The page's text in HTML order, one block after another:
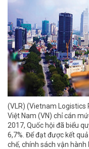
(VLR) (Vietnam Logistics
Việt Nam (VN) chỉ cán
2017, Quốc hội đã biểu
6,7%. Để đạt được kết
chế, chính sách vận